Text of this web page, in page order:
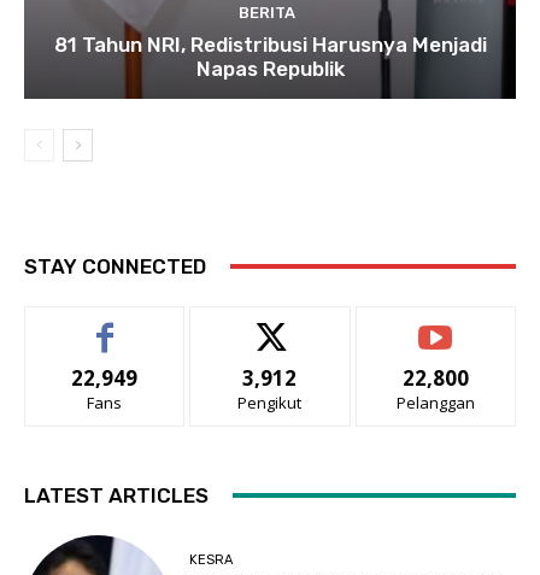
BERITA
81 Tahun NRI, Redistribusi Harusnya Menjadi
Napas Republik
STAY CONNECTED
22,949
Fans
3,912
Pengikut
22,800
Pelanggan
LATEST ARTICLES
KESRA